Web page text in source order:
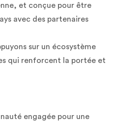
et conçue pour être
avec des partenaires
sur un écosystème
qui renforcent la portée et
engagée pour une